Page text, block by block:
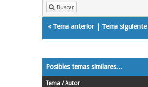
Buscar
« Tema anterior| Tema siguiente
Posibles temas similares…
Tema / Autor